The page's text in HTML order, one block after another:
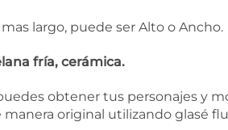
largo, puede ser Alto o Ancho.
fría, cerámica.
obtener tus personajes y
manera original utilizando glasé